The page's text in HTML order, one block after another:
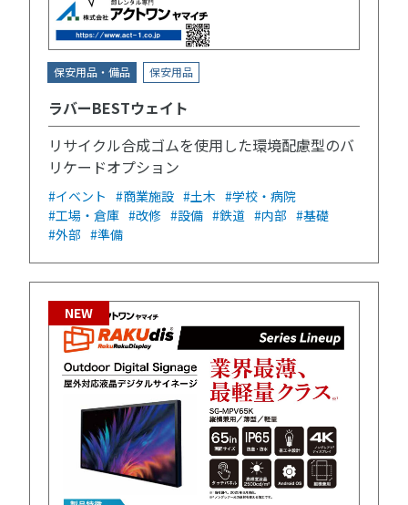
保安用品・備品 保安用品
ラバーBESTウェイト
リサイクル合成ゴムを使用した環境配慮型のバ
リケードオプション
#イベント #商業施設 #土木 #学校・病院
#工場・倉庫 #改修 #設備 #鉄道 #内部 #基礎
#外部 #準備
NEW